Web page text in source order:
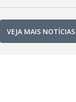
VEJA MAIS NOTÍCIAS